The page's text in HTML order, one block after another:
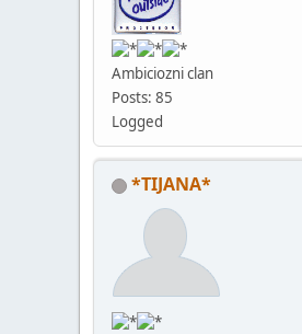
Ambiciozni clan
Posts: 85
Logged
*TIJANA*